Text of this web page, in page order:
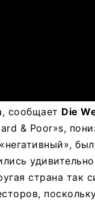
сообщает Die
& Poor»s,
страна так